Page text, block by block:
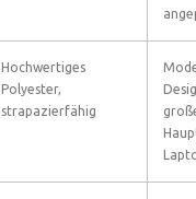
Hochwertiges
Polyester,
strapazierfähig